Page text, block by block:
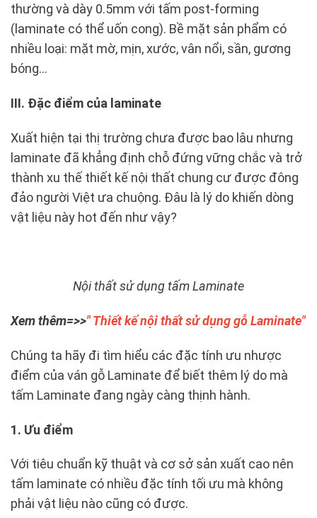
thường và dày 0.5mm với tấm post-forming
(laminate có thể uốn cong). Bề mặt sản phẩm có
nhiều loại: mặt mờ, mịn, xước, vân nổi, sần, gương
bóng…
III. Đặc điểm của laminate
Xuất hiện tại thị trường chưa được bao lâu nhưng
laminate đã khẳng định chỗ đứng vững chắc và trở
thành xu thế thiết kế nội thất chung cư được đông
đảo người Việt ưa chuộng. Đâu là lý do khiến dòng
vật liệu này hot đến như vậy?
Nội thất sử dụng tấm Laminate
Xem thêm=>>" Thiết kế nội thất sử dụng gỗ Laminate"
Chúng ta hãy đi tìm hiểu các đặc tính ưu nhược
điểm của ván gỗ Laminate để biết thêm lý do mà
tấm Laminate đang ngày càng thịnh hành.
1. Ưu điểm
Với tiêu chuẩn kỹ thuật và cơ sở sản xuất cao nên
tấm laminate có nhiều đặc tính tối ưu mà không
phải vật liệu nào cũng có được.